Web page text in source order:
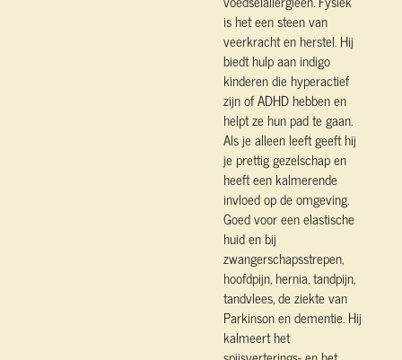
is het een steen van
veerkracht en herstel. Hij
biedt hulp aan indigo
kinderen die hyperactief
zijn of ADHD hebben en
helpt ze hun pad te gaan.
Als je alleen leeft geeft hij
je prettig gezelschap en
heeft een kalmerende
invloed op de omgeving.
Goed voor een elastische
huid en bij
zwangerschapsstrepen,
hoofdpijn, hernia, tandpijn,
tandvlees, de ziekte van
Parkinson en dementie. Hij
kalmeert het